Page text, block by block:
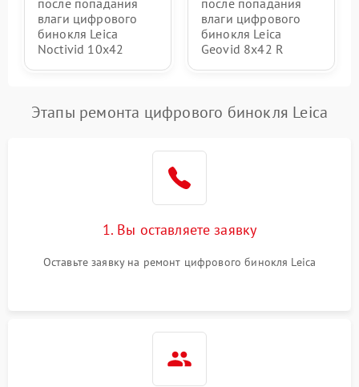
после попадания
влаги цифрового
бинокля Leica
Noctivid 10x42
после попадания
влаги цифрового
бинокля Leica
Geovid 8x42 R
Этапы ремонта цифрового бинокля Leica
1. Вы оставляете заявку
Оставьте заявку на ремонт цифрового бинокля Leica